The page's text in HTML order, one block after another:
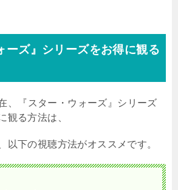
ーズ』シリーズをお得に観る
、『スター・ウォーズ』シリーズ
観る方法は、
以下の視聴方法がオススメです。